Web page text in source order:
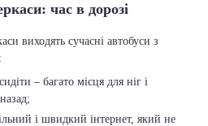
час в дорозі
виходять сучасні автобуси з
– багато місця для ніг і
і швидкий інтернет, який не